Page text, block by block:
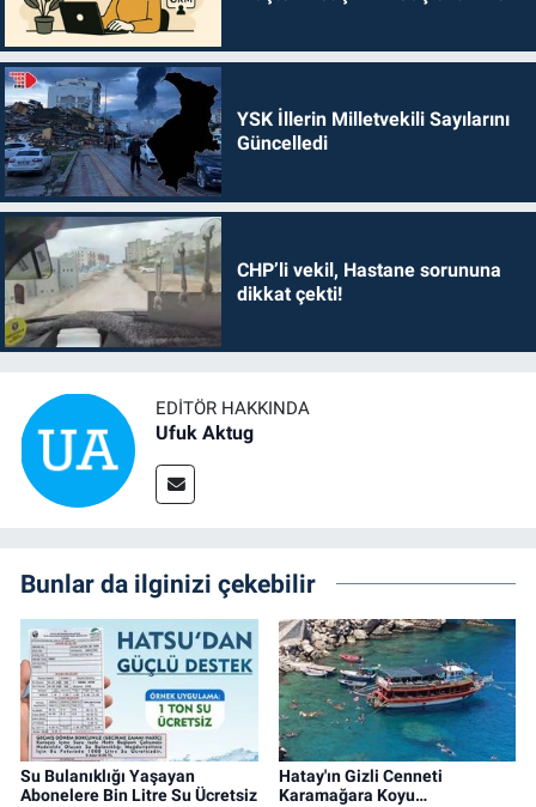
YSK İllerin Milletvekili Sayılarını
Güncelledi
CHP’li vekil, Hastane sorununa
dikkat çekti!
EDITÖR HAKKINDA
Ufuk Aktug
Bunlar da ilginizi çekebilir
Su Bulanıklığı Yaşayan
Abonelere Bin Litre Su Ücretsiz
Hatay'ın Gizli Cenneti
Karamağara Koyu…